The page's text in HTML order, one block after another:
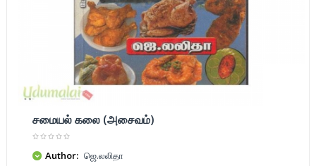
சமையல் கலை (அசைவம்)
Author: ஜெ.லலிதா